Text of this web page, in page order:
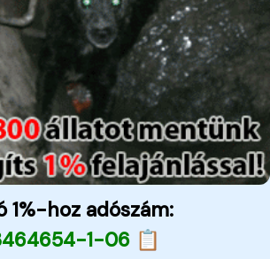
1%-hoz adószám:
1-06 📋